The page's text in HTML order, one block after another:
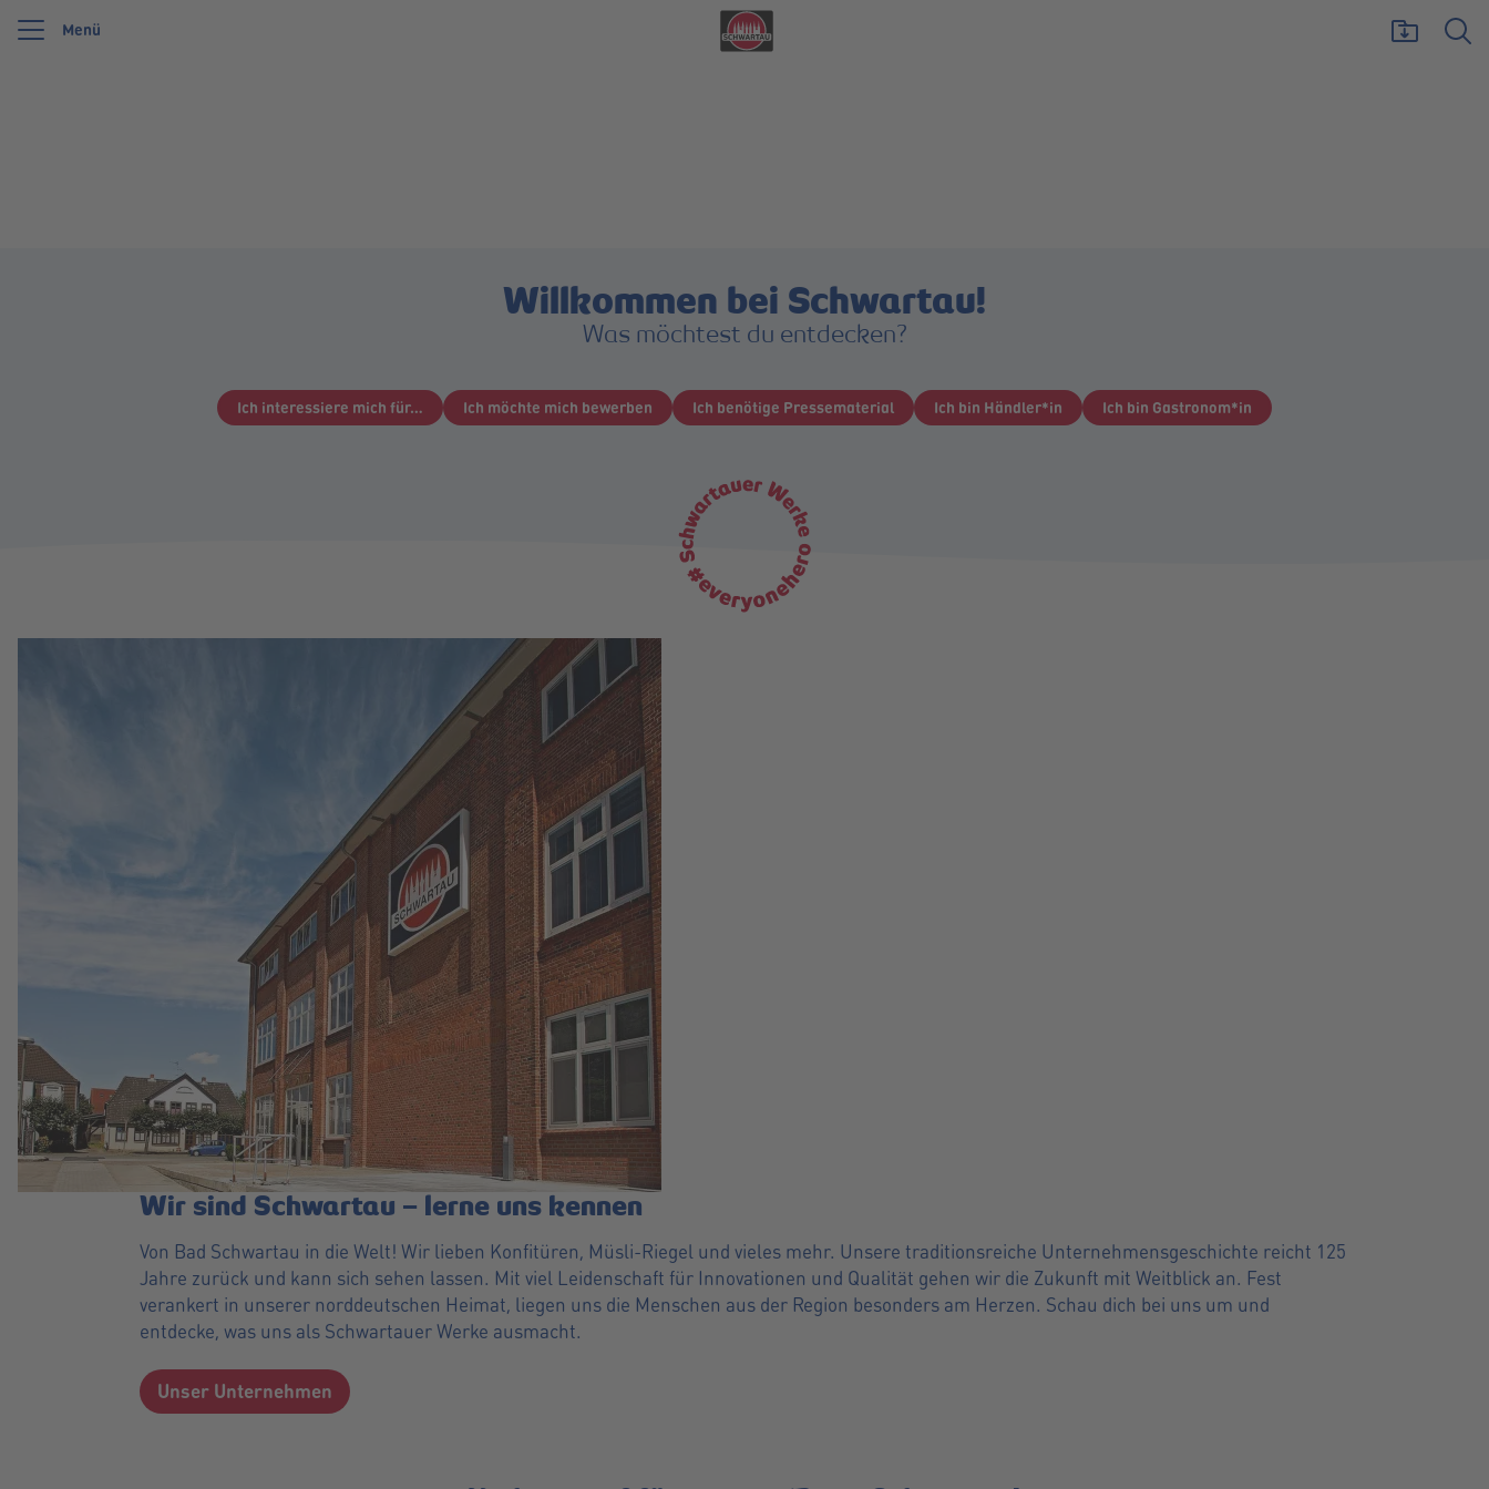
Wir feiern 125 Jahre Schwartauer Werke. Wir möchten etwas zurückgeben und unsere Vielfalt zeigen, die uns stark macht.Mehr erfahren
Menü
Willkommen bei Schwartau!
Was möchtest du entdecken?
Ich interessiere mich für… Ich möchte mich bewerben Ich benötige Pressematerial Ich bin Händler*in Ich bin Gastronom*in
Wir sind Schwartau – lerne uns kennen
Von Bad Schwartau in die Welt! Wir lieben Konfitüren, Müsli-Riegel und vieles mehr. Unsere traditionsreiche Unternehmensgeschichte reicht 125
Jahre zurück und kann sich sehen lassen. Mit viel Leidenschaft für Innovationen und Qualität gehen wir die Zukunft mit Weitblick an. Fest
verankert in unserer norddeutschen Heimat, liegen uns die Menschen aus der Region besonders am Herzen. Schau dich bei uns um und
entdecke, was uns als Schwartauer Werke ausmacht.
Unser Unternehmen